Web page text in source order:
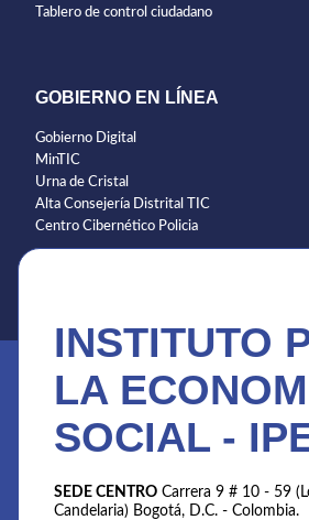
Tablero de control ciudadano
GOBIERNO EN LÍNEA
Gobierno Digital
MinTIC
Urna de Cristal
Alta Consejería Distrital TIC
Centro Cibernético Policia
INSTITUTO
LA
SOCIAL -
SEDE CENTRO Carrera 9 # 10 - 59
Candelaria) Bogotá, D.C. - Colombia.